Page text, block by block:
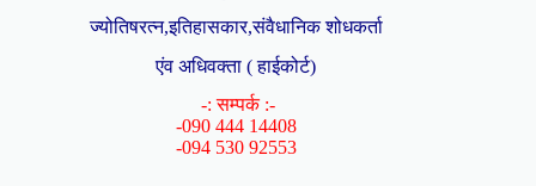
ज्योतिषरत्न,इतिहासकार,संवैधानिक शोधकर्ता
एंव अधिवक्ता ( हाईकोर्ट)
-: सम्पर्क :-
-090 444 14408
-094 530 92553